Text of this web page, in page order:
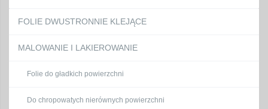
FOLIE DWUSTRONNIE KLEJĄCE
MALOWANIE I LAKIEROWANIE
Folie do gładkich powierzchni
Do chropowatych nierównych powierzchni